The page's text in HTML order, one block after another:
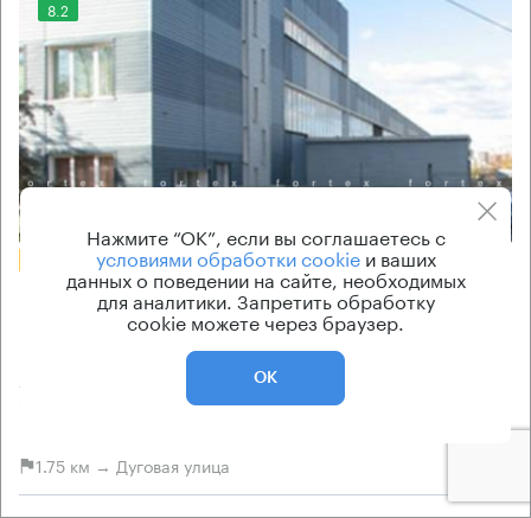
8.2
Еще фото
БЕЗ КОМИССИИ
Бизнес-центр
Подольских Курсантов 15
Москва, улица Подольских Курсантов, 15
Пражская → 3.34 км ~20 мин
1.75 км → Дуговая улица
Нажмите “ОК”, если вы соглашаетесь с
условиями обработки cookieи ваших
данных о поведении на сайте, необходимых
для аналитики. Запретить обработку
cookie можете через браузер.
ОК